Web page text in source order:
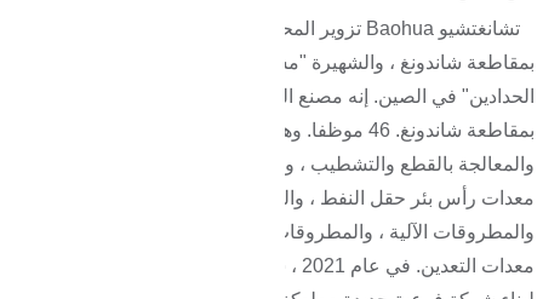
تشانغتشيو Baohua تزوير المحدودة ويقع في مدينة تشانغتشيو
بمقاطعة شاندونغ ، والشهيرة "مسقط رأس تزوير" و "مسقط رأس
الحدادين" في الصين. إنه مصنع التزوير الأصلي في مدينة تشانغتشيو
بمقاطعة شاندونغ. 46 موظفا. وهي تدمج التزوير والمعالجة الحرارية
والمعالجة بالقطع والتشطيب ، وتنتج بشكل رئيسي المطروقات
معدات رأس بئر حقل النفط ، والمطروقات الآلية الهيدروليكية ،
والمطروقات الآلية ، والمطروقات الآلية الهندسية ، والمطروقات